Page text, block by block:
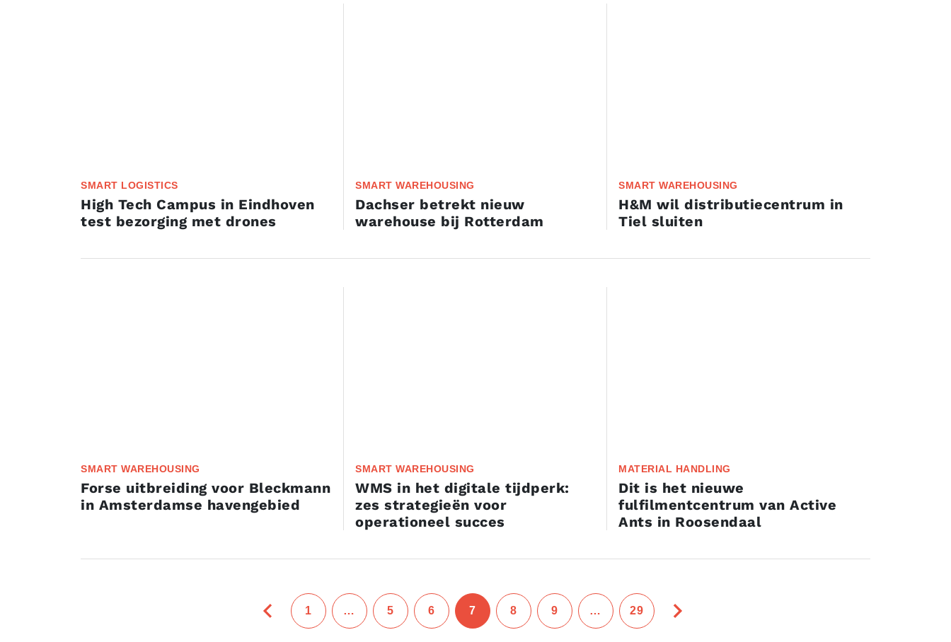
SMART LOGISTICS
High Tech Campus in Eindhoven
test bezorging met drones
SMART WAREHOUSING
Dachser betrekt nieuw
warehouse bij Rotterdam
SMART WAREHOUSING
H&M wil distributiecentrum in
Tiel sluiten
SMART WAREHOUSING
Forse uitbreiding voor Bleckmann
in Amsterdamse havengebied
SMART WAREHOUSING
WMS in het digitale tijdperk:
zes strategieën voor
operationeel succes
MATERIAL HANDLING
Dit is het nieuwe
fulfilmentcentrum van Active
Ants in Roosendaal
1 … 5 6 7 8 9 … 29